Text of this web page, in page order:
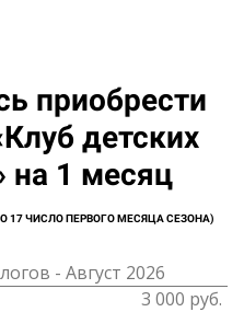
приобрести
детских
на 1 месяц
17 ЧИСЛО ПЕРВОГО МЕСЯЦА СЕЗОНА)
- Август 2026
3 000 руб.